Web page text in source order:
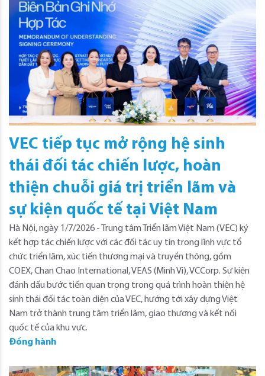
VEC tiếp tục mở rộng hệ sinh
thái đối tác chiến lược, hoàn
thiện chuỗi giá trị triển lãm và
sự kiện quốc tế tại Việt Nam
Hà Nội, ngày 1/7/2026 - Trung tâm Triển lãm Việt Nam (VEC) ký
kết hợp tác chiến lược với các đối tác uy tín trong lĩnh vực tổ
chức triển lãm, xúc tiến thương mại và truyền thông, gồm
COEX, Chan Chao International, VEAS (Minh Vi), VCCorp. Sự kiện
đánh dấu bước tiến quan trọng trong quá trình hoàn thiện hệ
sinh thái đối tác toàn diện của VEC, hướng tới xây dựng Việt
Nam trở thành trung tâm triển lãm, giao thương và kết nối
quốc tế của khu vực.
Đồng hành